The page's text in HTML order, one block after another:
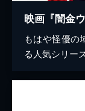
映画『闇金
もはや怪優の
る人気シリー